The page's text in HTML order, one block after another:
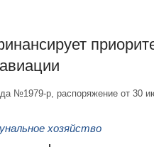
№1979-р, распоряжение от 30
хозяйство